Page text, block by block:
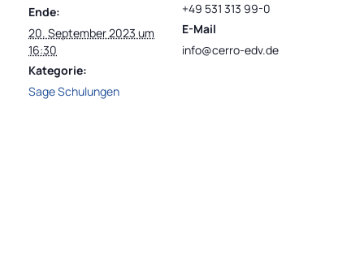
Ende:
20. September 2023 um
16:30
Kategorie:
Sage Schulungen
+49 531 313 99-0
E-Mail
info@cerro-edv.de